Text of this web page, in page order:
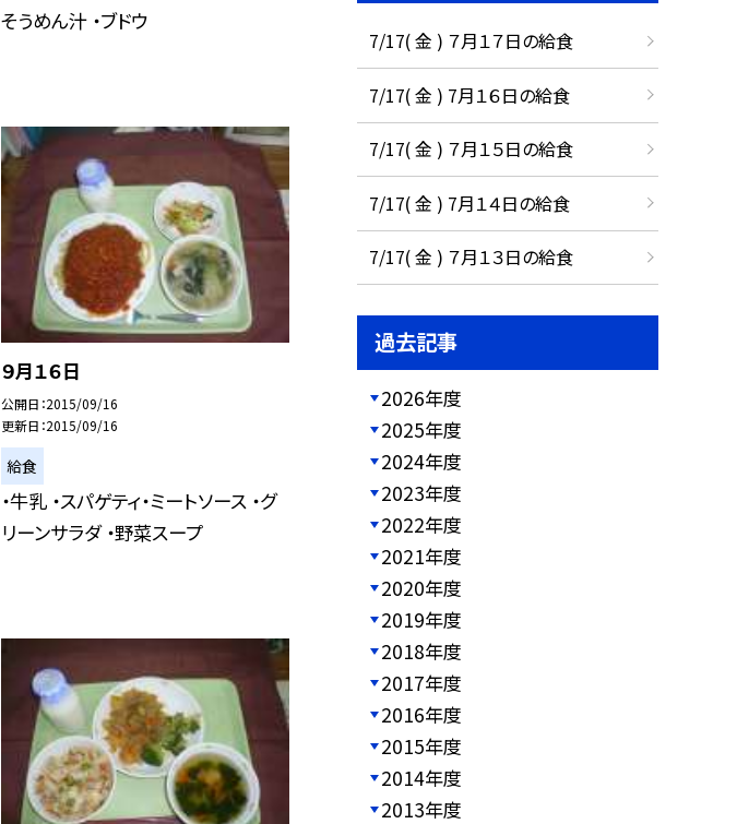
そうめん汁 ・ブドウ
９月１６日
公開日 2015/09/16
更新日 2015/09/16
給食
・牛乳 ・スパゲティ・ミートソース ・グ
リーンサラダ ・野菜スープ
7/17( 金 ) ７月１７日の給食
7/17( 金 ) 7月１６日の給食
7/17( 金 ) ７月１５日の給食
7/17( 金 ) 7月１４日の給食
7/17( 金 ) ７月１３日の給食
過去記事
2026年度
2025年度
2024年度
2023年度
2022年度
2021年度
2020年度
2019年度
2018年度
2017年度
2016年度
2015年度
2014年度
2013年度